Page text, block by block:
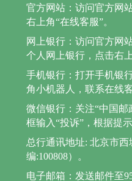
官方网站：访问官方网
右上角“在线客服”。
网上银行：访问官方网
个人网上银行，点击右
手机银行：打开手机银
角小机器人，联系在线客
微信银行：关注“中国
框输入“投诉”，根据提
总行通讯地址: 北京市
编:100808）。
电子邮箱：发送邮件至